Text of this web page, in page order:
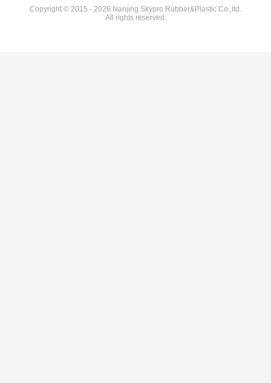
Copyright © 2015 - 2026 Nanjing Skypro Rubber&Plastic Co.,ltd.
All rights reserved.